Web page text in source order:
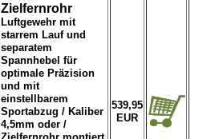
Zielfernrohr
Luftgewehr mit
starrem Lauf und
separatem
Spannhebel für
optimale Präzision
und mit
einstellbarem
Sportabzug / Kaliber
4,5mm oder /
539,95
EUR